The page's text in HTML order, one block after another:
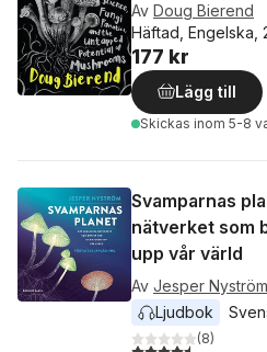
Av Doug Bierend
Häftad, Engelska,
177 kr
Lägg till
Skickas inom 5-8
Svamparnas
nätverket som
upp vår värld
Av Jesper Nyström
Ljudbok
4,5utav 5 stjärnor.
(8)